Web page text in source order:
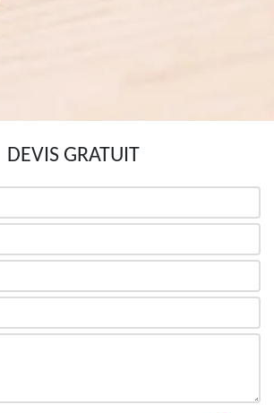
DEVIS GRATUIT